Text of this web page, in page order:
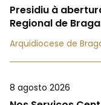
Presidiu à
Regional de Braga
Arquidiocese de
8 agosto 2026